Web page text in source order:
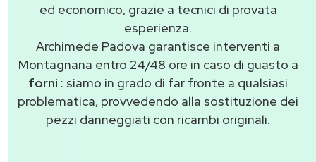
ed economico, grazie a tecnici di provata
esperienza.
Archimede Padova garantisce interventi a
Montagnana entro 24/48 ore in caso di guasto a
forni : siamo in grado di far fronte a qualsiasi
problematica, provvedendo alla sostituzione dei
pezzi danneggiati con ricambi originali.